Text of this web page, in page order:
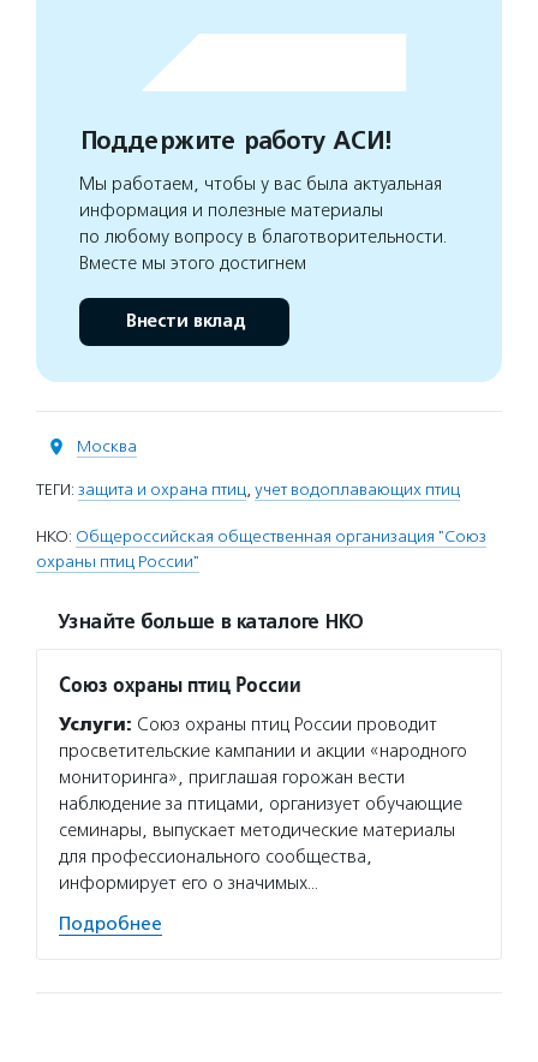
Поддержите работу АСИ!
Мы работаем, чтобы у вас была актуальная
информация и полезные материалы
по любому вопросу в благотворительности.
Вместе мы этого достигнем
Внести вклад
Москва
ТЕГИ: защита и охрана птиц, учет водоплавающих птиц
НКО: Общероссийская общественная организация "Союз
охраны птиц России"
Узнайте больше в каталоге НКО
Союз охраны птиц России
Услуги: Союз охраны птиц России проводит
просветительские кампании и акции «народного
мониторинга», приглашая горожан вести
наблюдение за птицами, организует обучающие
семинары, выпускает методические материалы
для профессионального сообщества,
информирует его о значимых…
Подробнее